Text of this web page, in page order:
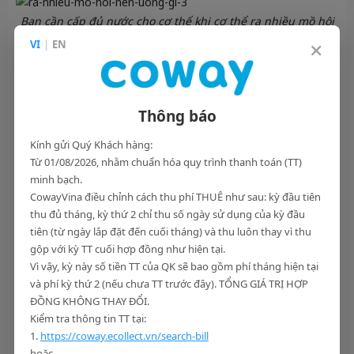
Bạn cần cấp đủ nước cho cơ thể khi cơ thể ra nhiều mồ hôi
Để giải quyết vấn đề này bạn nên sử dụng máy lọc nước có
công nghệ hiện đại. Tại Coway Vina, chúng tôi cung cấp các
dòng máy lọc nước cao cấp với công nghệ mới, nhờ vậy mà
chất lượng nước luôn được đảm bảo an toàn ở mức cao nhất.
Một số loại nước nên tránh uống khi ra nhiều
mô hôi
Sau khi đã có đáp án cho câu hỏira nhiều mồ hôi nên uống
thì bạn nên quan tâm đến các loại nước cần hạn chế đối với
người đang bị mất nước, đổ nhiều mồ hôi:
Đồ uống có đường và các loại nước ngọt có thể gây mất
nước và tăng cường cảm giác khát.
Nước có ga có thể gây khó chịu và làm tăng lượng không
khí trong dạ dày.
Cà phê và cồn cũng có thể gây mất nước và khiến cơ thể
kiệt sức nhanh hơn.
VI | EN ×
Thông báo
Kính gửi Quý Khách hàng:
Từ 01/08/2026, nhằm chuẩn hóa quy trình thanh toán (TT)
minh bạch.
CowayVina điều chỉnh cách thu phí THUÊ như sau: kỳ đầu tiên
thu đủ tháng, kỳ thứ 2 chỉ thu số ngày sử dụng của kỳ đầu
tiên (từ ngày lắp đặt đến cuối tháng) và thu luôn thay vì thu
gộp với kỳ TT cuối hợp đồng như hiện tại.
Vì vậy, kỳ này số tiền TT của QK sẽ bao gồm phí tháng hiện tại
và phí kỳ thứ 2 (nếu chưa TT trước đây). TỔNG GIÁ TRỊ HỢP
ĐỒNG KHÔNG THAY ĐỔI.
Kiểm tra thông tin TT tại:
1. https://coway.ecollect.vn/search-bill